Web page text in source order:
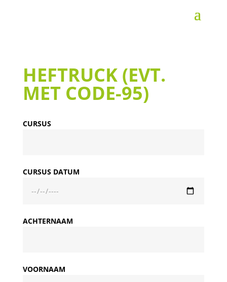
HEFTRUCK (EVT.
MET CODE-95)
CURSUS
CURSUS DATUM
ACHTERNAAM
VOORNAAM